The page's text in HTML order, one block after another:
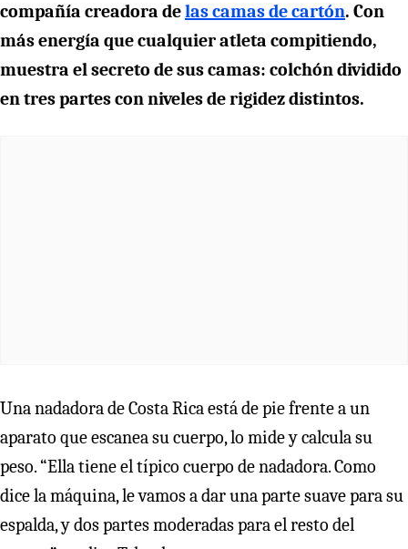
compañía creadora delas camas de cartón. Con
más energía que cualquier atleta compitiendo,
muestra el secreto de sus camas: colchón dividido
en tres partes con niveles de rigidez distintos.
Una nadadora de Costa Rica está de pie frente a un
aparato que escanea su cuerpo, lo mide y calcula su
peso. “Ella tiene el típico cuerpo de nadadora. Como
dice la máquina, le vamos a dar una parte suave para su
espalda, y dos partes moderadas para el resto del